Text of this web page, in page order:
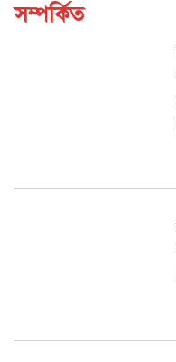
সম্পর্কিত